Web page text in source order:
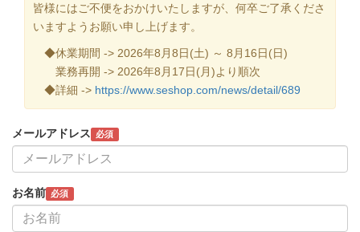
皆様にはご不便をおかけいたしますが、何卒ご了承くださ
いますようお願い申し上げます。
◆休業期間 -> 2026年8月8日(土) ～ 8月16日(日)
業務再開 -> 2026年8月17日(月)より順次
◆詳細 -> https://www.seshop.com/news/detail/689
メールアドレス 必須
お名前 必須